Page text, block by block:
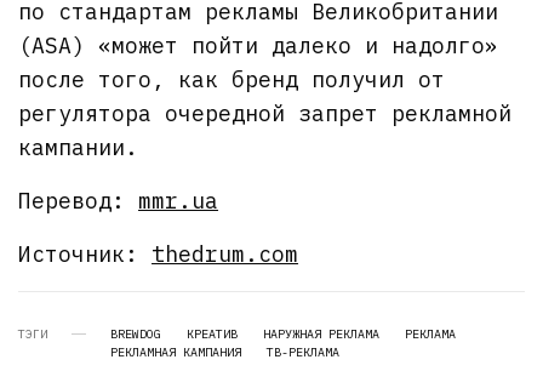
по стандартам рекламы Великобритании
(ASA) «может пойти далеко и надолго»
после того, как бренд получил от
регулятора очередной запрет рекламной
кампании.
Перевод: mmr.ua
Источник: thedrum.com
ТЭГИ BREWDOG КРЕАТИВ НАРУЖНАЯ РЕКЛАМА
РЕКЛАМА
РЕКЛАМНАЯ КАМПАНИЯ
ТВ-РЕКЛАМА